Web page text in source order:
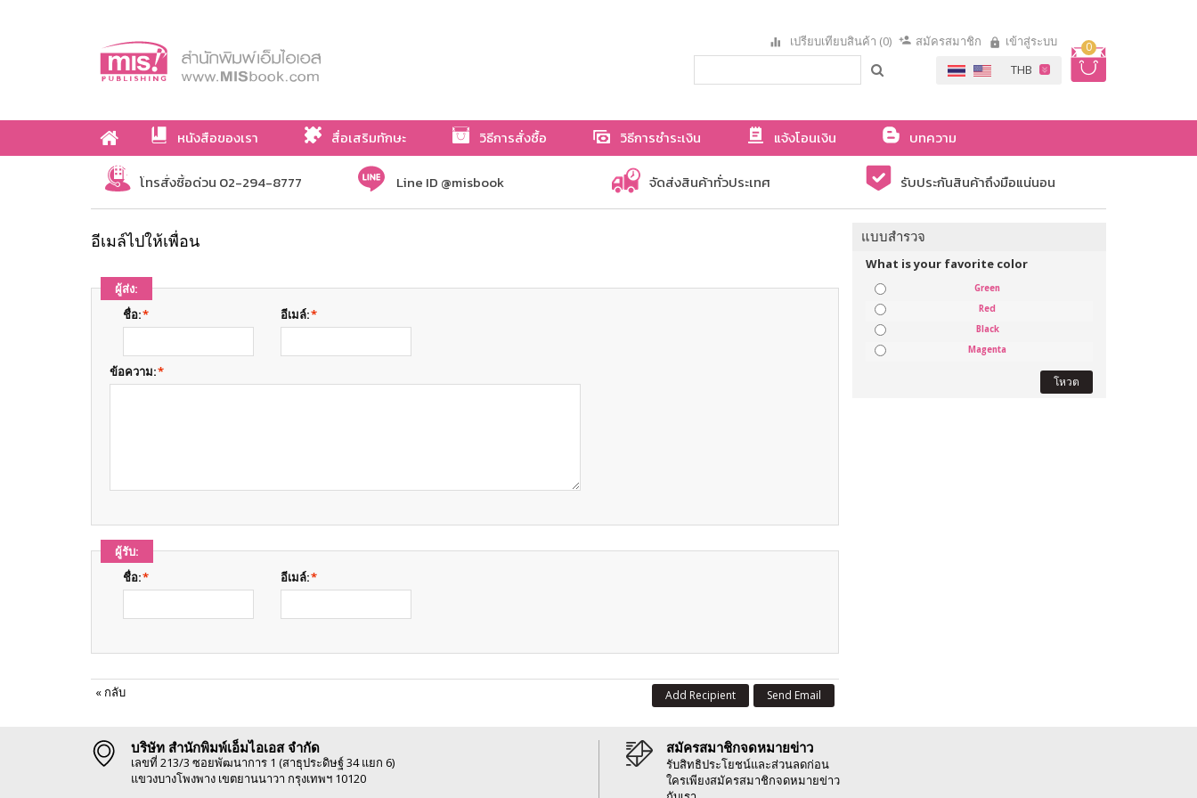
0
เปรียบเทียบสินค้า (0) สมัครสมาชิก เข้าสู่ระบบ
หนังสือของเรา สื่อเสริมทักษะ วิธีการสั่งซื้อ วิธีการชำระเงิน แจ้งโอนเงิน
บทความ
เกี่ยวกับเรา
โทรสั่งซื้อด่วน 02-294-8777 Line ID @misbook จัดส่งสินค้าทั่วประเทศ รับประกันสินค้าถึงมือแน่นอน
อีเมล์ไปให้เพื่อน
ผู้ส่ง:
*
ชื่อ: *
อีเมล์:
*
ข้อความ:
ผู้รับ:
*
ชื่อ: *
อีเมล์:
« กลับ Send Email
Add Recipient
แบบสำรวจ
What is your favorite color
Green
Red
Black
Magenta
โหวต
บริษัท สำนักพิมพ์เอ็มไอเอส จำกัด
เลขที่ 213/3 ซอยพัฒนาการ 1 (สาธุประดิษฐ์ 34 แยก 6)
แขวงบางโพงพาง เขตยานนาวา กรุงเทพฯ 10120
สมัครสมาชิกจดหมายข่าว
รับสิทธิประโยชน์และส่วนลดก่อน
ใครเพียงสมัครสมาชิกจดหมายข่าว